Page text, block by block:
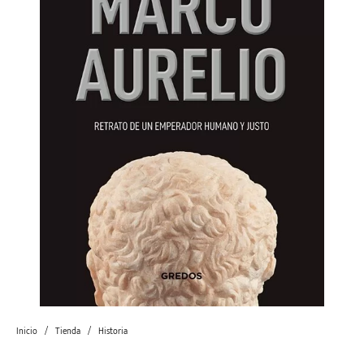
Crimen Thriller Cuento
Horror
Humor gráfico-
Comic
Literatura juvenil
Literatura
universal y Clásicos
Pedagogía
Política Sagas Salud y Bienestar Sin categorizar
Inicio / Tienda / Historia